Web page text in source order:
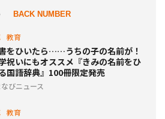
BACK NUMBER
教育
をひいたら……うちの子の名前が！
祝いにもオススメ『きみの名前をひ
国語辞典』100冊限定発売
なびニュース
教育